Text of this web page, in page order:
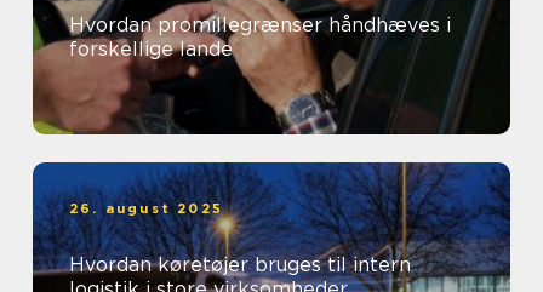
Hvordan promillegrænser håndhæves i
forskellige lande
26. august 2025
Hvordan køretøjer bruges til intern